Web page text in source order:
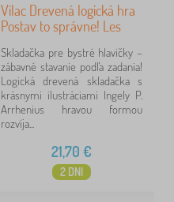
Vilac Drevená logická hra
Postav to správne! Les
Skladačka pre bystré hlavičky –
zábavné stavanie podľa zadania!
Logická drevená skladačka s
krásnymi ilustráciami Ingely P.
Arrhenius hravou formou
rozvíja...
21,70 €
2 DNI